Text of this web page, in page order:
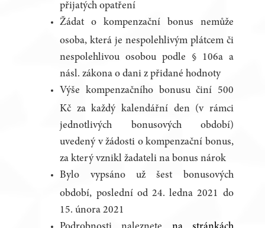
přijatých opatření
Žádat o kompenzační bonus nemůže
osoba, která je nespolehlivým plátcem či
nespolehlivou osobou podle § 106a a
násl. zákona o dani z přidané hodnoty
Výše kompenzačního bonusu činí 500
Kč za každý kalendářní den (v rámci
jednotlivých bonusových období)
uvedený v žádosti o kompenzační bonus,
za který vznikl žadateli na bonus nárok
Bylo vypsáno už šest bonusových
období, poslední od 24. ledna 2021 do
15. února 2021